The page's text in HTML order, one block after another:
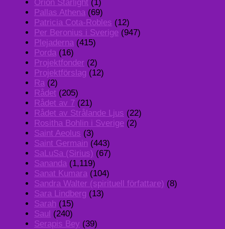
Orion Starlight (1)
Pallas Athena (69)
Patricia Cota-Robles (12)
Per Beronius i Sverige (947)
Plejaderna (415)
Porda (16)
Projektfonder (2)
Projektförslag (12)
Ra (2)
Rådet (205)
Rådet av 7 (21)
Rådet av Strålande Ljus (22)
Rositha Bohlin i Sverige (2)
Saint Aeolus (3)
Saint Germain (443)
SaLuSa (Sirius) (67)
Sananda (1,119)
Sanat Kumara (104)
Sandra Walter (spirituell författare) (8)
Sara Lindberg (13)
Sarah (15)
Saul (240)
Serapis Bey (39)